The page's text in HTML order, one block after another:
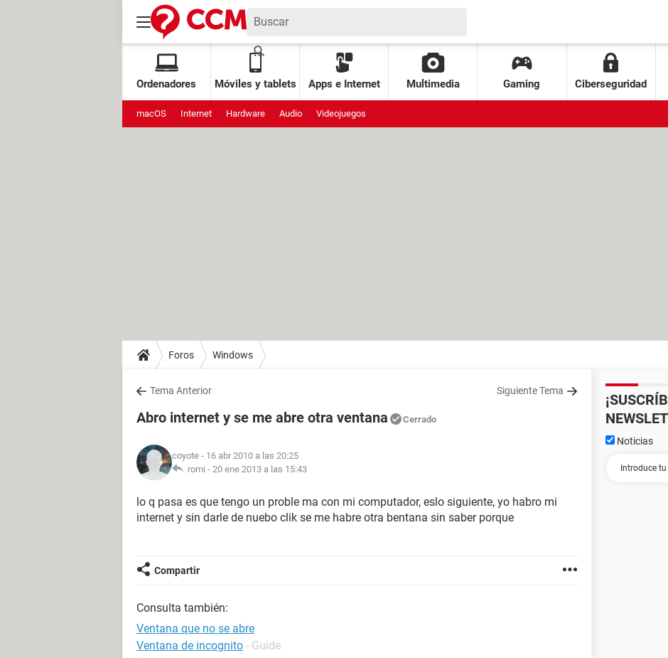
Ordenadores Móviles y tablets Apps e Internet Multimedia Gaming Ciberseguridad
macOS Internet Hardware Audio Videojuegos
Foros Windows
Tema Anterior Siguiente Tema
Abro internet y se me abre otra ventana Cerrado
coyote - 16 abr 2010 a las 20:25
romi - 20 ene 2013 a las 15:43
lo q pasa es que tengo un proble ma con mi computador, eslo siguiente, yo habro mi
internet y sin darle de nuebo clik se me habre otra bentana sin saber porque
Compartir
Consulta también:
Ventana que no se abre
Ventana de incognito - Guide
Noticias